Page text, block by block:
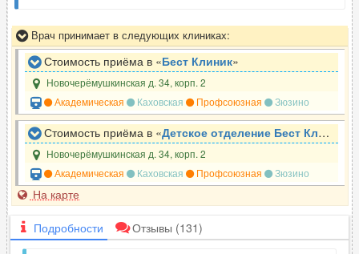
Врач принимает в следующих клиниках:
Стоимость приёма в «Бест Клиник»
Новочерёмушкинская д. 34, корп. 2
Академическая
Каховская Профсоюзная Зюзино
Стоимость приёма в «Детское отделение Бест Клиник
Новочерёмушкинская д. 34, корп. 2
Академическая
Каховская Профсоюзная Зюзино
На карте
Подробности Отзывы (131)